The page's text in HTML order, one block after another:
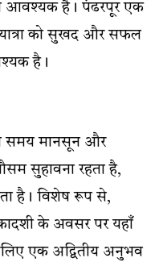
आवश्यक है। पंढरपूर एक
को सुखद और सफल
है।
समय मानसून और
सुहावना रहता है,
है। विशेष रूप से,
के अवसर पर यहाँ
एक अद्वितीय अनुभव